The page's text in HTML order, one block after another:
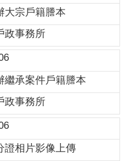
大宗戶籍謄本
政事務所
繼承案件戶籍謄本
政事務所
證相片影像上傳